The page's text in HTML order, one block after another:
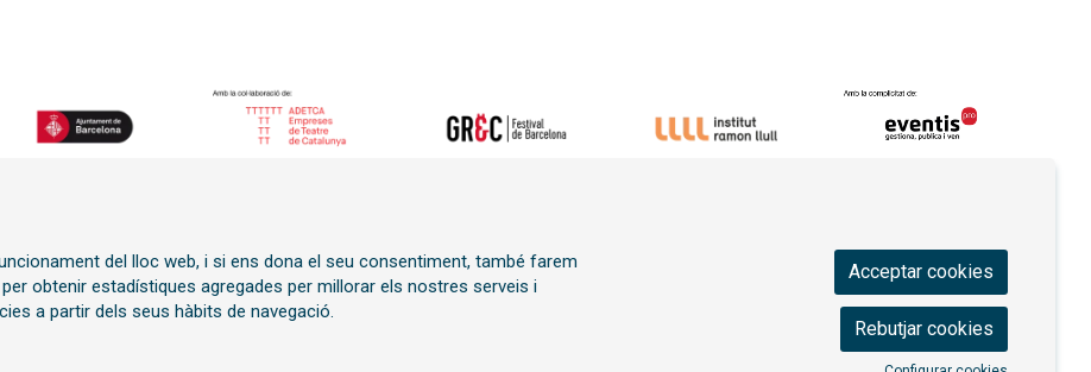
Sitemap | Avís Legal | Política de privacitat Ús de Cookies |
Transparència
del lloc web, i si ens dona el seu consentiment, també farem
obtenir estadístiques agregades per millorar els nostres serveis i
a partir dels seus hàbits de navegació.
Acceptar cookies
Rebutjar cookies